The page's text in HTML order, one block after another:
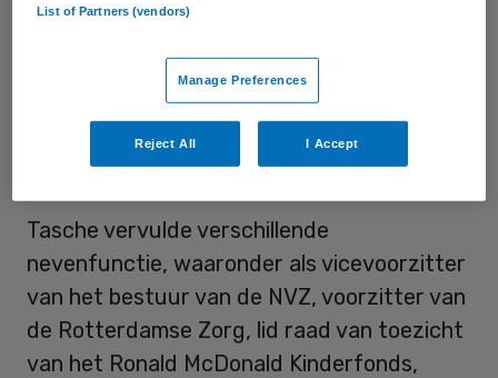
HagaZiekenhuis in Den Haag en lid raad van
bestuur van de Reinier Haga Groep. Tasche
is opgeleid als huisarts. Ze promoveerde
aan de Erasmus Universiteit.
Tasche vervulde verschillende
nevenfunctie, waaronder als vicevoorzitter
van het bestuur van de NVZ, voorzitter van
de Rotterdamse Zorg, lid raad van toezicht
van het Ronald McDonald Kinderfonds,
List of Partners (vendors)
Manage Preferences
Reject All I Accept